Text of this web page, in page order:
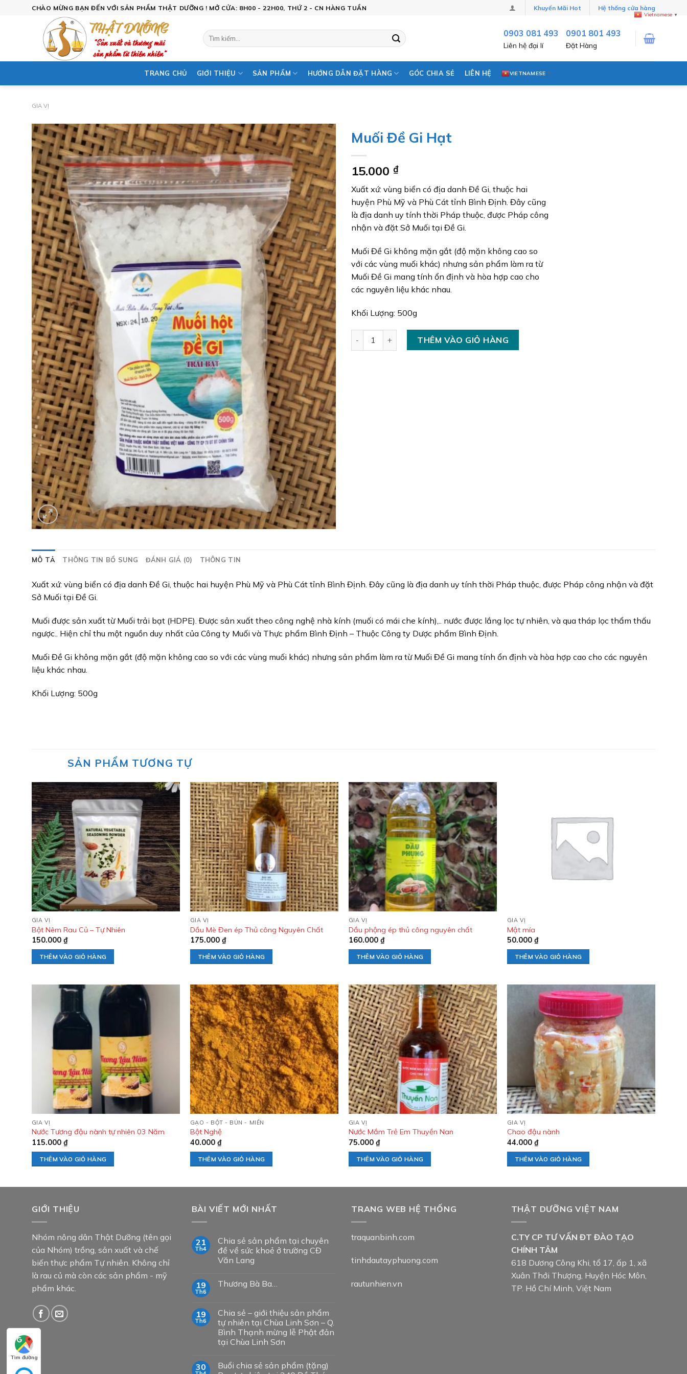
CHÀO MỪNG BẠN ĐẾN VỚI SẢN PHẨM THẬT DƯỠNG ! MỞ CỬA: 8H00 - 22H00, THỨ 2 - CN HÀNG TUẦN Khuyến Mãi Hot Hệ thống cửa hàng
Tìm
kiếm:
0903 081 493
Liên hệ đại lí
0901 801 493
Đặt Hàng
TRANG CHỦ GIỚI THIỆU SẢN PHẨM HƯỚNG DẪN ĐẶT HÀNG GÓC CHIA SẺ LIÊN HỆ VIETNAMESE ▼
GIA VỊ
Add to
wishlist
Muối Đề Gi Hạt
15.000 ₫
Xuất xứ: vùng biển có địa danh Đề Gi, thuộc hai
huyện Phù Mỹ và Phù Cát tỉnh Bình Định. Đây cũng
là địa danh uy tính thời Pháp thuộc, được Pháp công
nhận và đặt Sở Muối tại Đề Gi.
Muối Đề Gi không mặn gắt (độ mặn không cao so
với các vùng muối khác) nhưng sản phẩm làm ra từ
Muối Đề Gi mang tính ổn định và hòa hợp cao cho
các nguyên liệu khác nhau.
Khối Lượng: 500g
Muối Đề Gi Hạt số lượngTHÊM VÀO GIỎ HÀNG
MÔ TẢ THÔNG TIN BỔ SUNG ĐÁNH GIÁ (0) THÔNG TIN
Xuất xứ: vùng biển có địa danh Đề Gi, thuộc hai huyện Phù Mỹ và Phù Cát tỉnh Bình Định. Đây cũng là địa danh uy tính thời Pháp thuộc, được Pháp công nhận và đặt
Sở Muối tại Đề Gi.
Muối được sản xuất từ Muối trải bạt (HDPE). Được sản xuất theo công nghệ nhà kính (muối có mái che kính),.. nước được lắng lọc tự nhiên, và qua tháp lọc thẩm thấu
ngược.. Hiện chỉ thu một nguồn duy nhất của Công ty Muối và Thực phẩm Bình Định – Thuộc Công ty Dược phẩm Bình Định.
Muối Đề Gi không mặn gắt (độ mặn không cao so với các vùng muối khác) nhưng sản phẩm làm ra từ Muối Đề Gi mang tính ổn định và hòa hợp cao cho các nguyên
liệu khác nhau.
Khối Lượng: 500g
SẢN PHẨM TƯƠNG TỰ
Add to
wishlist
GIA VỊ
Bột Nêm Rau Củ – Tự Nhiên
150.000 ₫
THÊM VÀO GIỎ HÀNG
Add to
wishlist
GIA VỊ
Dầu Mè Đen ép Thủ công Nguyên Chất
175.000 ₫
THÊM VÀO GIỎ HÀNG
Add to
wishlist
GIA VỊ
Dầu phộng ép thủ công nguyên chất
160.000 ₫
THÊM VÀO GIỎ HÀNG
GIA VỊ
Mật mía
50.000 ₫
THÊM VÀO GIỎ HÀNG
GIA VỊ
Nước Tương đậu nành tự nhiên 03 Năm
115.000 ₫
THÊM VÀO GIỎ HÀNG
Add to
wishlist
GẠO - BỘT - BÚN - MIẾN
Bột Nghệ
40.000 ₫
THÊM VÀO GIỎ HÀNG
Add to
wishlist
GIA VỊ
Nước Mắm Trẻ Em Thuyền Nan
75.000 ₫
THÊM VÀO GIỎ HÀNG
GIA VỊ
Chao đậu nành
44.000 ₫
THÊM VÀO GIỎ HÀNG
GIỚI THIỆU
Nhóm nông dân Thật Dưỡng (tên gọi
của Nhóm) trồng, sản xuất và chế
biến thực phẩm Tự nhiên. Không chỉ
là rau củ mà còn các sản phẩm - mỹ
phẩm khác.
BÀI VIẾT MỚI NHẤT
21
Th4
Chia sẻ sản phẩm tại chuyên
đề về sức khoẻ ở trường CĐ
Văn Lang
19
Th6
Thương Bà Ba…
19
Th6
Chia sẻ – giới thiệu sản phẩm
tự nhiên tại Chùa Linh Sơn – Q.
Bình Thạnh mừng lễ Phật đản
tại Chùa Linh Sơn
30
Buổi chia sẻ sản phẩm (tặng)
TRANG WEB HỆ THỐNG
traquanbinh.com
tinhdautayphuong.com
rautunhien.vn
THẬT DƯỠNG VIỆT NAM
C.TY CP TƯ VẤN ĐT ĐÀO TẠO
CHÍNH TÂM
618 Dương Công Khi, tổ 17, ấp 1, xã
Xuân Thới Thượng, Huyện Hóc Môn,
TP. Hồ Chí Minh, Việt Nam
Vietnamese ▼
Tìm đường